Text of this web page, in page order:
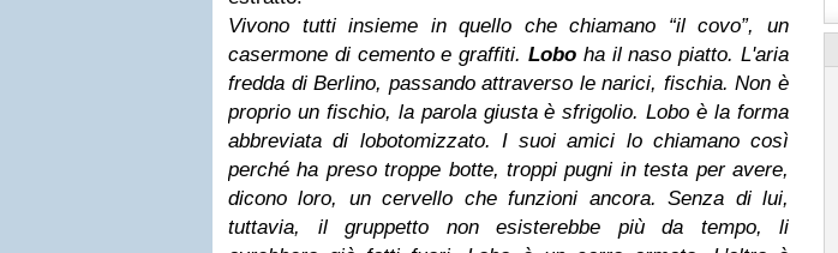
Vivono tutti insieme in quello che chiamano “il covo”, un
casermone di cemento e graffiti. Lobo ha il naso piatto. L'aria
fredda di Berlino, passando attraverso le narici, fischia. Non è
proprio un fischio, la parola giusta è sfrigolio. Lobo è la forma
abbreviata di lobotomizzato. I suoi amici lo chiamano così
perché ha preso troppe botte, troppi pugni in testa per avere,
dicono loro, un cervello che funzioni ancora. Senza di lui,
tuttavia, il gruppetto non esisterebbe più da tempo, li